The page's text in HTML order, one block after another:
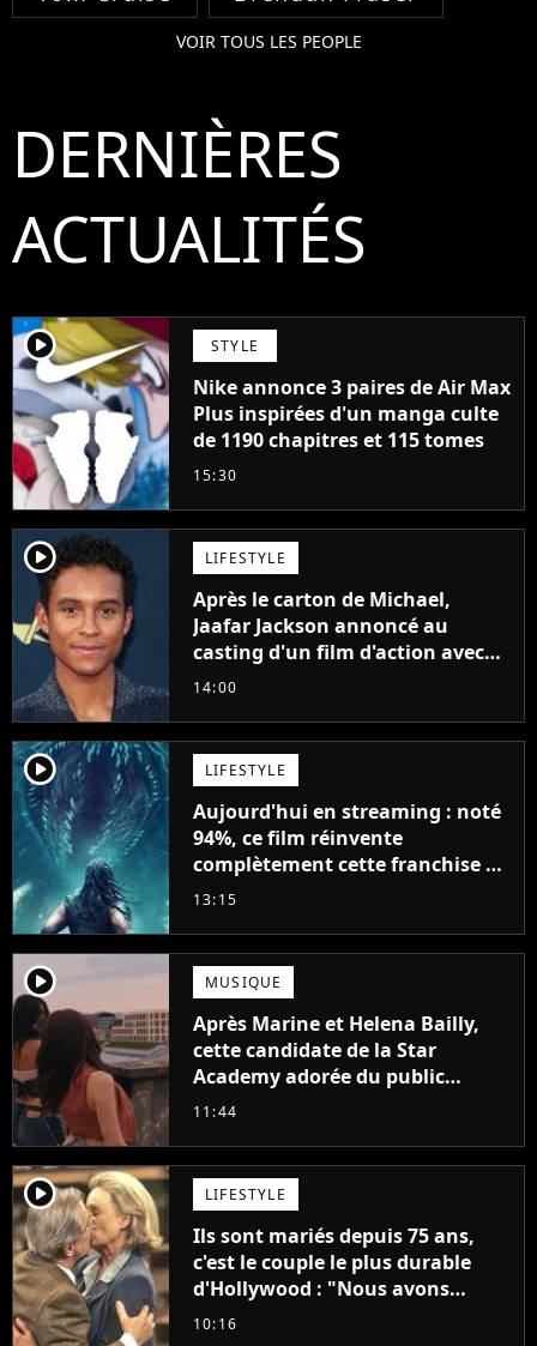
VOIR TOUS LES PEOPLE
DERNIÈRES
ACTUALITÉS
player2 STYLE
Nike annonce 3 paires de Air Max
Plus inspirées d'un manga culte
de 1190 chapitres et 115 tomes
15:30
player2 LIFESTYLE
Après le carton de Michael,
Jaafar Jackson annoncé au
casting d'un film d'action avec
Will Smith
14:00
player2 LIFESTYLE
Aujourd'hui en streaming : noté
94%, ce film réinvente
complètement cette franchise de
science-fiction vieille de 40 ans
13:15
player2 MUSIQUE
Après Marine et Helena Bailly,
cette candidate de la Star
Academy adorée du public
annonce son premier album,
11:44
player2 LIFESTYLE
Ils sont mariés depuis 75 ans,
c'est le couple le plus durable
d'Hollywood : "Nous avons
avancé jour après jour, et les
10:16